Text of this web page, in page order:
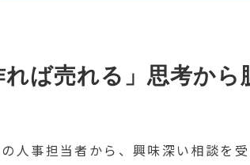
れば売れる」思考か
人事担当者から、興味深い相談を